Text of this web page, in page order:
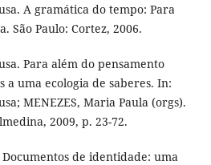
A gramática do tempo: Para
São Paulo: Cortez, 2006.
Para além do pensamento
a uma ecologia de saberes. In:
MENEZES, Maria Paula (orgs).
2009, p. 23-72.
de identidade: uma